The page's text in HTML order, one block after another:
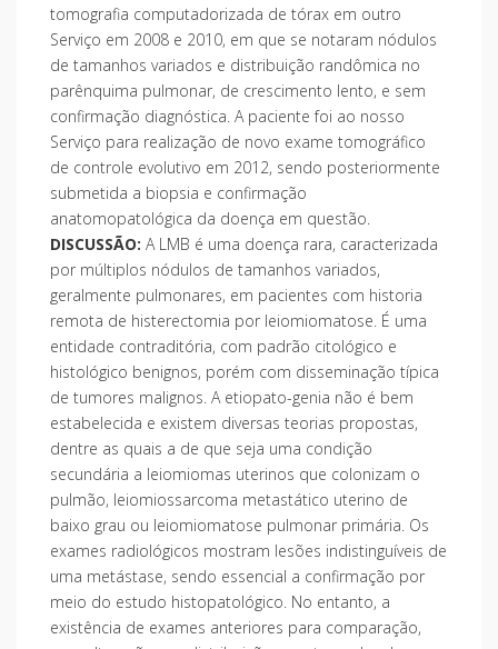
tomografia computadorizada de tórax em outro
Serviço em 2008 e 2010, em que se notaram nódulos
de tamanhos variados e distribuição randômica no
parênquima pulmonar, de crescimento lento, e sem
confirmação diagnóstica. A paciente foi ao nosso
Serviço para realização de novo exame tomográfico
de controle evolutivo em 2012, sendo posteriormente
submetida a biopsia e confirmação
anatomopatológica da doença em questão.
DISCUSSÃO: A LMB é uma doença rara, caracterizada
por múltiplos nódulos de tamanhos variados,
geralmente pulmonares, em pacientes com historia
remota de histerectomia por leiomiomatose. É uma
entidade contraditória, com padrão citológico e
histológico benignos, porém com disseminação típica
de tumores malignos. A etiopato-genia não é bem
estabelecida e existem diversas teorias propostas,
dentre as quais a de que seja uma condição
secundária a leiomiomas uterinos que colonizam o
pulmão, leiomiossarcoma metastático uterino de
baixo grau ou leiomiomatose pulmonar primária. Os
exames radiológicos mostram lesões indistinguíveis de
uma metástase, sendo essencial a confirmação por
meio do estudo histopatológico. No entanto, a
existência de exames anteriores para comparação,